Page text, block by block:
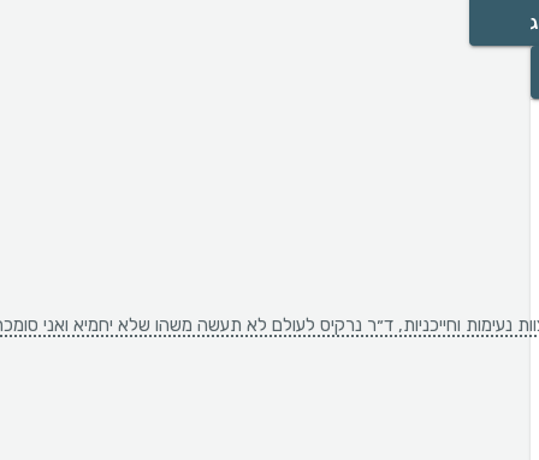
וחייכניות, ד״ר נרקיס לעולם לא תעשה משהו שלא יחמיא ואני